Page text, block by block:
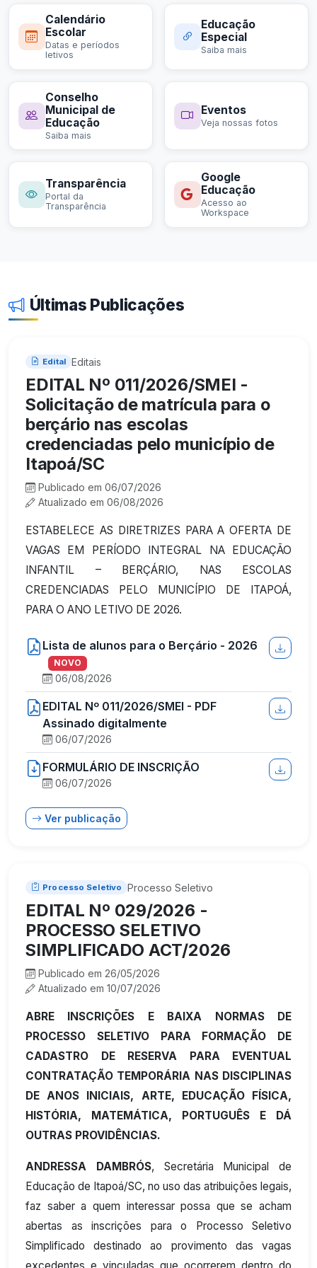
Calendário
Escolar
Datas e períodos
letivos
Educação
Especial
Saiba mais
Conselho
Municipal de
Educação
Saiba mais
Eventos
Veja nossas fotos
Transparência
Portal da
Transparência
Google
Educação
Acesso ao
Workspace
Últimas Publicações
Edital Editais
EDITAL Nº 011/2026/SMEI -
Solicitação de matrícula para o
berçário nas escolas
credenciadas pelo município de
Itapoá/SC
Publicado em 06/07/2026
Atualizado em 06/08/2026
ESTABELECE AS DIRETRIZES PARA A OFERTA DE
VAGAS EM PERÍODO INTEGRAL NA EDUCAÇÃO
INFANTIL – BERÇÁRIO, NAS ESCOLAS
CREDENCIADAS PELO MUNICÍPIO DE ITAPOÁ,
PARA O ANO LETIVO DE 2026.
Lista de alunos para o Berçário - 2026
NOVO
06/08/2026
EDITAL Nº 011/2026/SMEI - PDF
Assinado digitalmente
06/07/2026
FORMULÁRIO DE INSCRIÇÃO
06/07/2026
Ver publicação
Processo Seletivo Processo Seletivo
EDITAL Nº 029/2026 -
PROCESSO SELETIVO
SIMPLIFICADO ACT/2026
Publicado em 26/05/2026
Atualizado em 10/07/2026
ABRE INSCRIÇÕES E BAIXA NORMAS DE
PROCESSO SELETIVO PARA FORMAÇÃO DE
CADASTRO DE RESERVA PARA EVENTUAL
CONTRATAÇÃO TEMPORÁRIA NAS DISCIPLINAS
DE ANOS INICIAIS, ARTE, EDUCAÇÃO FÍSICA,
HISTÓRIA, MATEMÁTICA, PORTUGUÊS E DÁ
OUTRAS PROVIDÊNCIAS.
ANDRESSA DAMBRÓS, Secretária Municipal de
Educação de Itapoá/SC, no uso das atribuições legais,
faz saber a quem interessar possa que se acham
abertas as inscrições para o Processo Seletivo
Simplificado destinado ao provimento das vagas